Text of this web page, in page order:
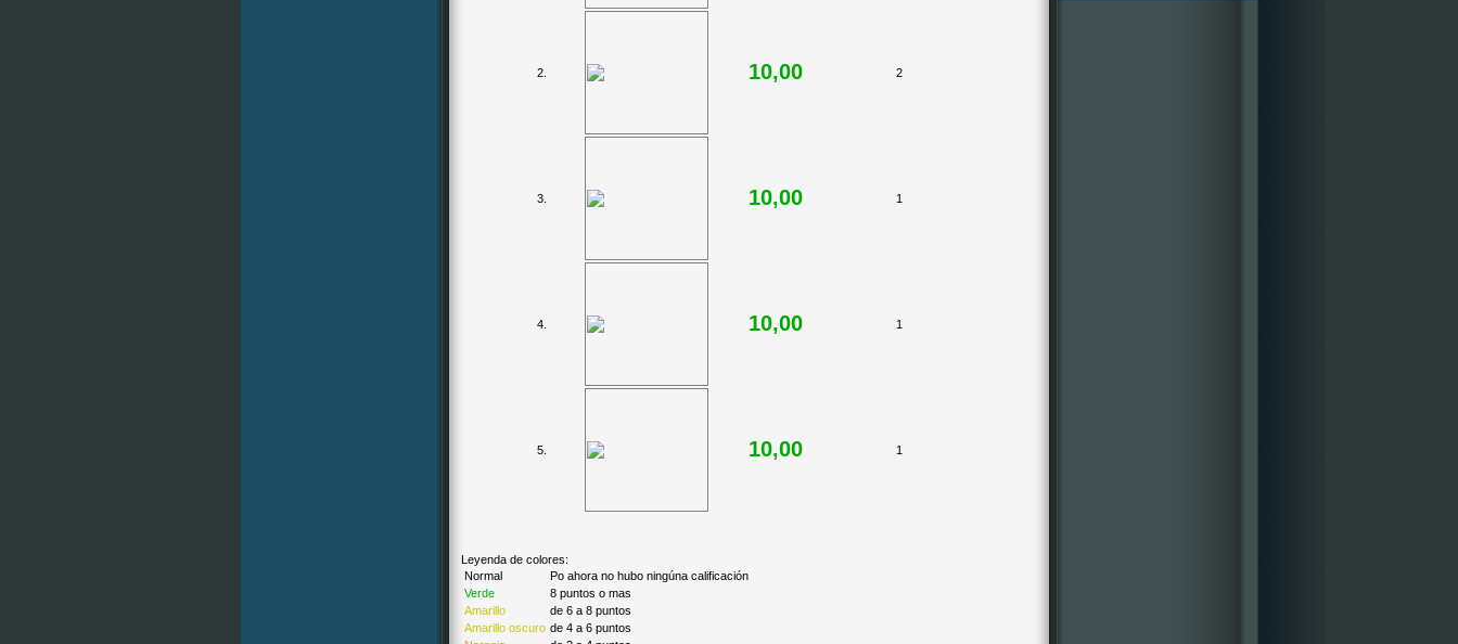
2. 10,00 2
3. 10,00 1
4. 10,00 1
5. 10,00 1
Leyenda de colores:
Normal
Po ahora no hubo ningúna calificación
Verde
8 puntos o mas
Amarillo
de 6 a 8 puntos
Amarillo oscuro de 4 a 6 puntos